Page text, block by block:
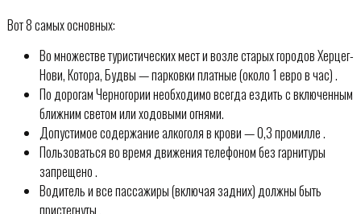
Вот 8 самых основных:
Во множестве туристических мест и возле старых городов Херцег-
Нови, Котора, Будвы — парковки платные (около 1 евро в час) .
По дорогам Черногории необходимо всегда ездить с включенным
ближним светом или ходовыми огнями.
Допустимое содержание алкоголя в крови — 0,3 промилле .
Пользоваться во время движения телефоном без гарнитуры
запрещено .
Водитель и все пассажиры (включая задних) должны быть
пристегнуты .